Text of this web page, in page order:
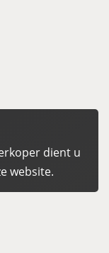
dient u
website.